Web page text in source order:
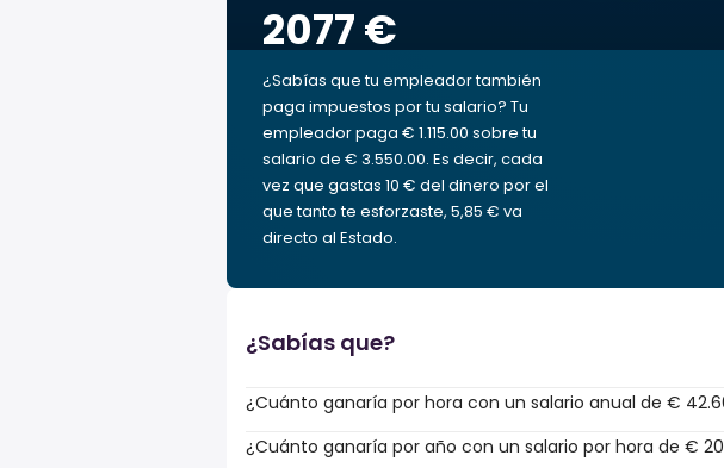
2077 €
¿Sabías que tu empleador también
paga impuestos por tu salario? Tu
empleador paga € 1.115.00 sobre tu
salario de € 3.550.00. Es decir, cada
vez que gastas 10 € del dinero por el
que tanto te esforzaste, 5,85 € va
directo al Estado.
¿Sabías que?
¿Cuánto ganaría por hora con un salario anual de €
¿Cuánto ganaría por año con un salario por hora de €